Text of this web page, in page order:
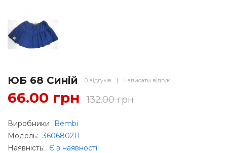
ЮБ 68 Синій 0 відгуків | Написати відгук
66.00 грн 132.00 грн
Виробники
Bembi
Модель: 360680211
Наявність:
Є в наявності